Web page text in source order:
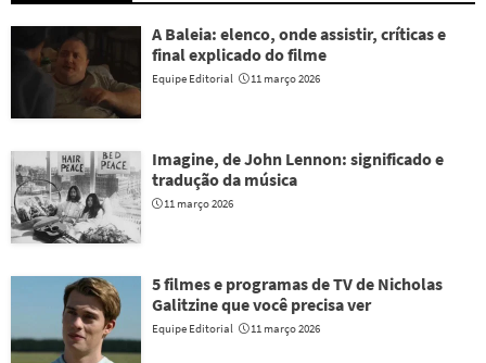
A Baleia: elenco, onde assistir, críticas e
final explicado do filme
Equipe Editorial 11 março 2026
Imagine, de John Lennon: significado e
tradução da música
11 março 2026
5 filmes e programas de TV de Nicholas
Galitzine que você precisa ver
Equipe Editorial 11 março 2026